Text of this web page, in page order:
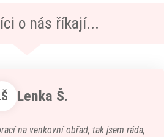
o nás říkají...
Lenka Š.
na venkovní obřad, tak jsem ráda,